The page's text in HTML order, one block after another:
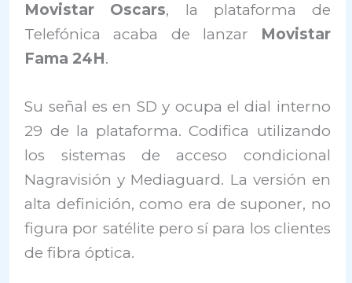
Movistar Oscars, la plataforma de
Telefónica acaba de lanzar Movistar
Fama 24H.
Su señal es en SD y ocupa el dial interno
29 de la plataforma. Codifica utilizando
los sistemas de acceso condicional
Nagravisión y Mediaguard. La versión en
alta definición, como era de suponer, no
figura por satélite pero sí para los clientes
de fibra óptica.